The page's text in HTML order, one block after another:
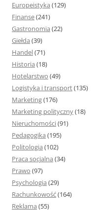
Europeistyka (129)
Finanse(241)
Gastronomia (22)
Giełda (39)
Handel(71)
Historia (18)
Hotelarstwo (49)
Logistyka i transport(135)
Marketing(176)
Marketing polityczny(18)
Nieruchomości(91)
Pedagogika (195)
Politologia (102)
Praca socjalna (34)
Prawo (97)
Psychologia (29)
Rachunkowość(164)
Reklama (55)